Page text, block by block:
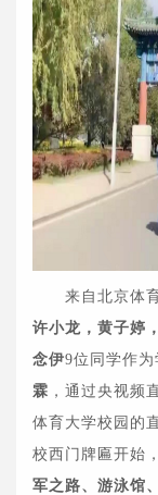
来自北京体
许小龙，黄子婷
念伊9位同学作
霖 ，通过央视频
体育大学校园的
校西门牌匾开始
军之路、游泳馆